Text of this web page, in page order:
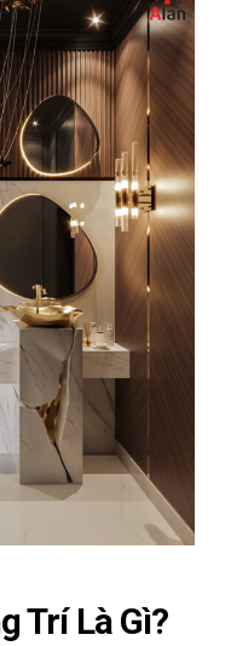
Trí Là Gì?